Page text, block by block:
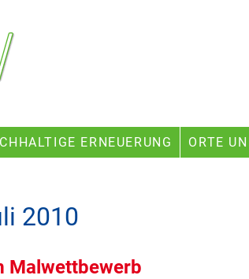
ERNEUERUNG ORTE
2010
Malwettbewerb